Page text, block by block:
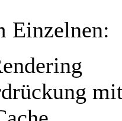
Einzelnen: